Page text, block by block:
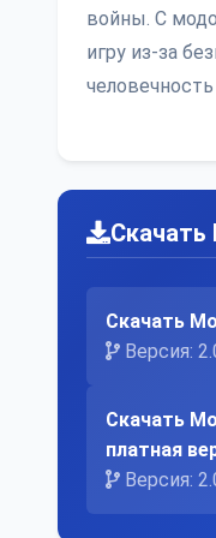
войны. С
игру из-за
Скачать
Скачать
Версия:
Скачать
платная
Версия: